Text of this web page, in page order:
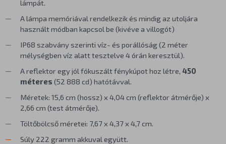
lámpát.
A lámpa memóriával rendelkezik és mindig az utoljára
használt módban kapcsol be (kivéve a villogót)
IP68 szabvány szerinti víz- és porállóság (2 méter
mélységben víz alatt tesztelve 4 órán keresztül).
A reflektor egy jól fókuszált fénykúpot hoz létre, 450
méteres (52 888 cd) hatótávval.
Méretek: 15,6 cm (hossz) x 4,04 cm (reflektor átmérője) x
2,66 cm (test átmérője).
Töltőbölcső méretei: 7,67 x 4,37 x 4,7 cm.
Súly 222 gramm akkuval együtt.